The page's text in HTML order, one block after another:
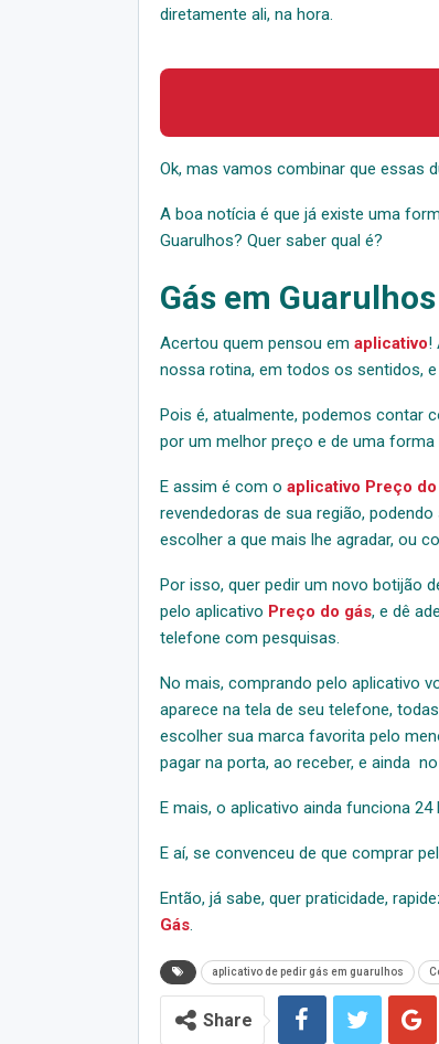
diretamente ali, na hora.
Ok, mas vamos combinar que essas
A boa notícia é que já existe uma
Guarulhos? Quer saber qual é?
Gás em
Acertou quem pensou em aplicativo!
nossa rotina, em todos os sentidos,
Pois é, atualmente, podemos contar
por um melhor preço e de uma forma
E assim é com o aplicativo Preço do
revendedoras de sua região,
escolher a que mais lhe agradar, ou
Por isso, quer pedir um novo botijão
pelo aplicativo Preço do gás, e dê
telefone com pesquisas.
No mais, comprando pelo aplicativo
aparece na tela de seu telefone,
escolher sua marca favorita pelo
pagar na porta, ao receber, e ainda
E mais, o aplicativo ainda funciona
E aí, se convenceu de que comprar
Então, já sabe, quer praticidade,
Gás.
aplicativo de pedir gás em guarulhos
Share